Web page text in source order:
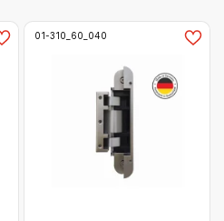
01-310_60_040